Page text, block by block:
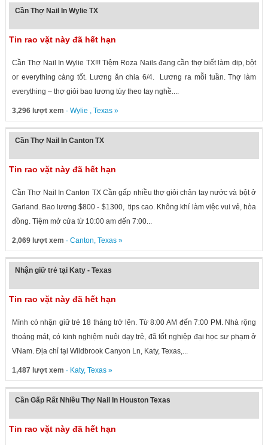
Cần Thợ Nail In Wylie TX
Tin rao vặt này đã hết hạn
Cần Thợ Nail In Wylie TX!!! Tiệm Roza Nails đang cần thợ biết làm dip, bột
or everything càng tốt. Lương ăn chia 6/4. Lương ra mỗi tuần. Thợ làm
everything – thợ giỏi bao lương tùy theo tay nghề....
3,296 lượt xem · Wylie , Texas»
Cần Thợ Nail In Canton TX
Tin rao vặt này đã hết hạn
Cần Thợ Nail In Canton TX Cần gấp nhiều thợ giỏi chân tay nước và bột ở
Garland. Bao lương $800 - $1300, tips cao. Không khí làm việc vui vẻ, hòa
đồng. Tiệm mở cửa từ 10:00 am đến 7:00...
2,069 lượt xem · Canton, Texas»
Nhận giữ trẻ tại Katy - Texas
Tin rao vặt này đã hết hạn
Mình có nhận giữ trẻ 18 tháng trở lên. Từ 8:00 AM đến 7:00 PM. Nhà rộng
thoáng mát, có kinh nghiệm nuôi dạy trẻ, đã tốt nghiệp đại học sư phạm ở
VNam. Địa chỉ tại Wildbrook Canyon Ln, Katy, Texas,...
1,487 lượt xem · Katy, Texas»
Cần Gấp Rất Nhiều Thợ Nail In Houston Texas
Tin rao vặt này đã hết hạn